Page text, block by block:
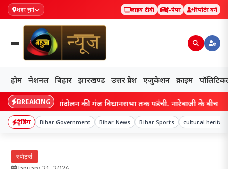
शहर चुनें लाइव टीवी ई-पेपर रिपोर्टर बनें
होम नेशनल बिहार झारखण्ड उत्तर प्रदेश एजुकेशन क्राइम
BREAKING
छात्र आंदोलन की गूंज विधानसभा तक पहुंची, नारेबाजी के बीच हेमंत
ट्रेंडिंग Bihar Government Bihar News Bihar Sports cultural
स्पोर्ट्स